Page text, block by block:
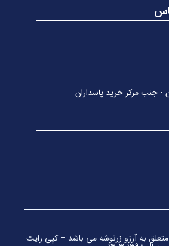
- جنب مرکز خرید پاسداران
به آرزو زرنوشه می باشد – کپی رایت